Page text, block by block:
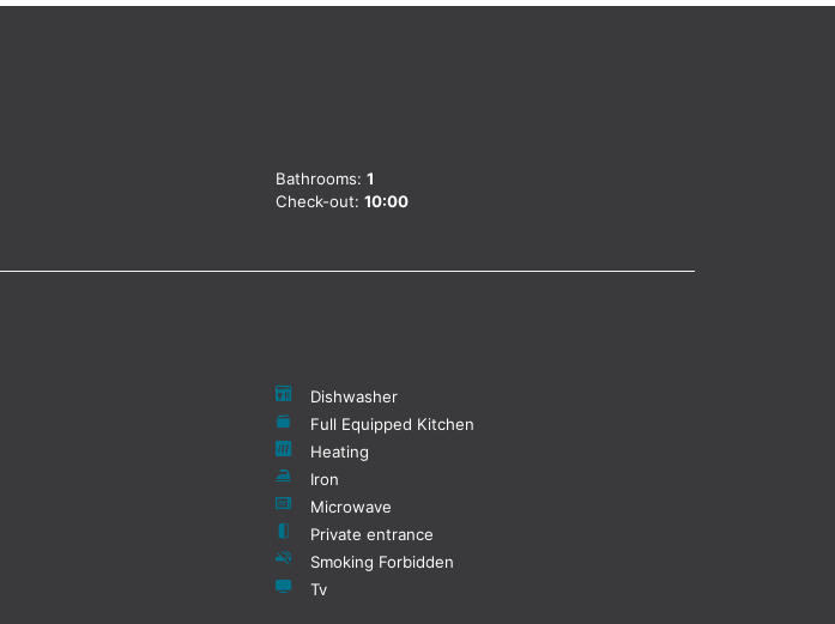
Bathrooms: 1
Check-out: 10:00
Dishwasher
Full Equipped Kitchen
Heating
Iron
Microwave
Private entrance
Smoking Forbidden
Tv